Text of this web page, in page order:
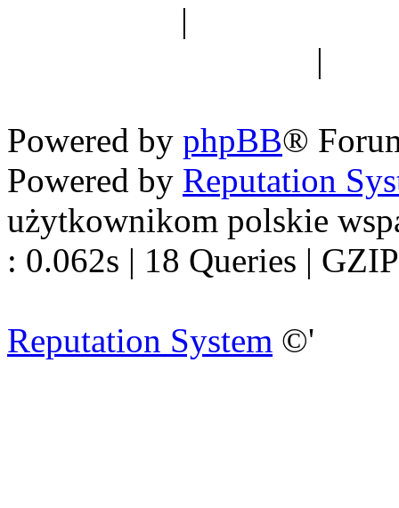
|
|
Powered by phpBB®
Powered by Reputation
użytkownikom polskie
: 0.062s | 18 Queries |
Reputation System ©'